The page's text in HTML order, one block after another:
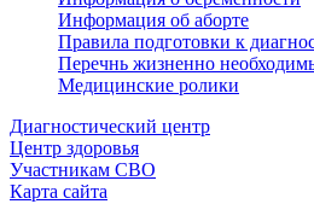
Информация об аборте
Правила подготовки к
Перечнь жизненно
Медицинские ролики
Диагностический центр
Центр здоровья
Участникам СВО
Карта сайта